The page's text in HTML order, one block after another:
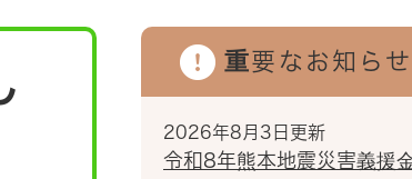
重要なお知らせ
2026年8月3日更新
令和8年熊本地震災害義援